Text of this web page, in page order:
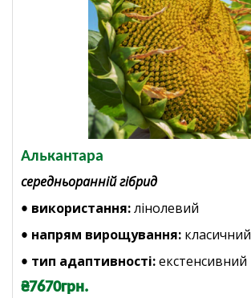
Алькантара
середньоранній гібрид
• використання:лінолевий
• напрям вирощування: класичний
• тип адаптивності:екстенсивний
₴7670грн.